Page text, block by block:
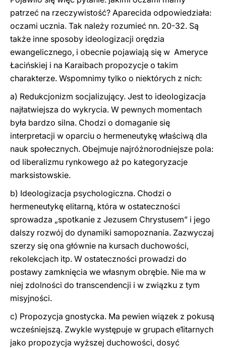
patrzeć na rzeczywistość? Aparecida odpowiedziała:
oczami ucznia. Tak należy rozumieć nn. 20-32. Są
także inne sposoby ideologizacji orędzia
ewangelicznego, i obecnie pojawiają się w Ameryce
Łacińskiej i na Karaibach propozycje o takim
charakterze. Wspomnimy tylko o niektórych z nich:
a) Redukcjonizm socjalizujący. Jest to ideologizacja
najłatwiejsza do wykrycia. W pewnych momentach
była bardzo silna. Chodzi o domaganie się
interpretacji w oparciu o hermeneutykę właściwą dla
nauk społecznych. Obejmuje najróżnorodniejsze pola:
od liberalizmu rynkowego aż po kategoryzacje
marksistowskie.
b) Ideologizacja psychologiczna. Chodzi o
hermeneutykę elitarną, która w ostateczności
sprowadza „spotkanie z Jezusem Chrystusem” i jego
dalszy rozwój do dynamiki samopoznania. Zazwyczaj
szerzy się ona głównie na kursach duchowości,
rekolekcjach itp. W ostateczności prowadzi do
postawy zamknięcia we własnym obrębie. Nie ma w
niej zdolności do transcendencji i w związku z tym
misyjności.
c) Propozycja gnostycka. Ma pewien wiązek z pokusą
wcześniejszą. Zwykle występuje w grupach e1itarnych
jako propozycja wyższej duchowości, dosyć